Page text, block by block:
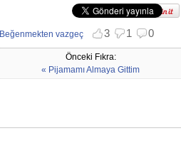
Beğen
Beğenmekten vazgeç Beğenme
3 1 0
Önceki Fıkra:
« Pijamamı Almaya Gittim